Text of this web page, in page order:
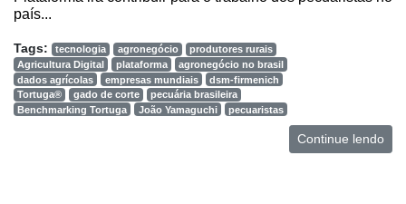
país...
Tags: tecnologia agronegócio
produtores rurais
Agricultura Digital
plataforma
agronegócio no brasil
dados agrícolas
empresas mundiais
dsm-firmenich
Tortuga®
gado de corte
pecuária brasileira
Benchmarking Tortuga
João Yamaguchi pecuaristas
Continue lendo